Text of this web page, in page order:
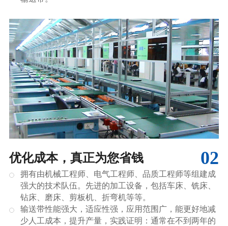
02
优化成本，真正为您省钱
拥有由机械工程师、电气工程师、品质工程师等组建成
强大的技术队伍。先进的加工设备，包括车床、铣床、
钻床、磨床、剪板机、折弯机等等。
输送带性能强大，适应性强，应用范围广，能更好地减
少人工成本，提升产量，实践证明：通常在不到两年的